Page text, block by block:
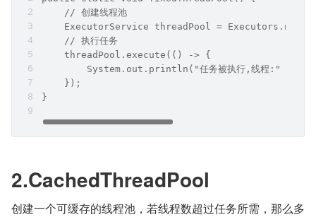
    // 创建线程池
ExecutorService threadPool =
    // 执行任务
    threadPool.execute(() -> {
System.out.println("任务被执行,线程:" +
    });
}
2.CachedThreadPool
创建一个可缓存的线程池，若线程数超过任务所需，那么多